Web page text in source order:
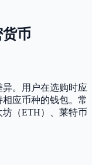
币
。用户在选购时应
应币种的钱包。常
（ETH）、莱特币